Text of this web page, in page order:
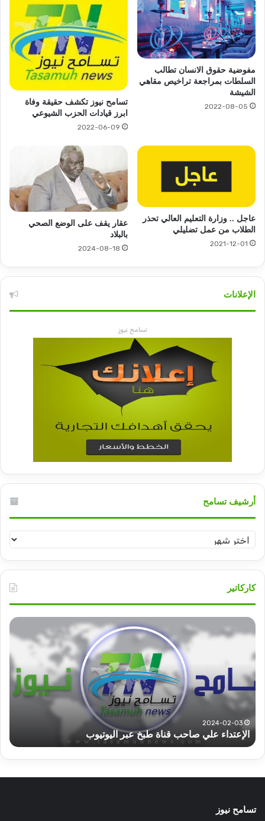
مفوضية حقوق الانسان تطالب
السلطات بمراجعة تراخيص مقاهي
الشيشة
2022-08-05
تسامح نيوز تكشف حقيقة وفاة
ابرز قيادات الحزب الشيوعي
2022-06-09
عاجل .. وزارة التعليم العالي تحذر
الطلاب من عمل تضليلي
2021-12-01
عقار يقف على الوضع الصحي
بالبلاد
2024-08-18
الإعلانات
تسامح نيوز
أرشيف تسامح
أرشيف
تسامح
كاركاتير
قوات
الدعم
قطاع
ولاية
شرق
دارفور
تؤمن
موسم
الحصاد
2022-12-08
قوات الدعم السريع قطاع ولاية شرق دارفور تؤمن موسم
الحصاد
تسامح نيوز